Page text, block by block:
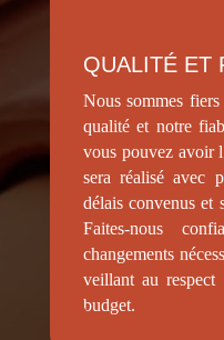
QUALITÉ ET
Nous sommes
qualité et notre
vous pouvez avoir
sera réalisé avec
délais convenus et
Faites-nous
changements
veillant au
budget.